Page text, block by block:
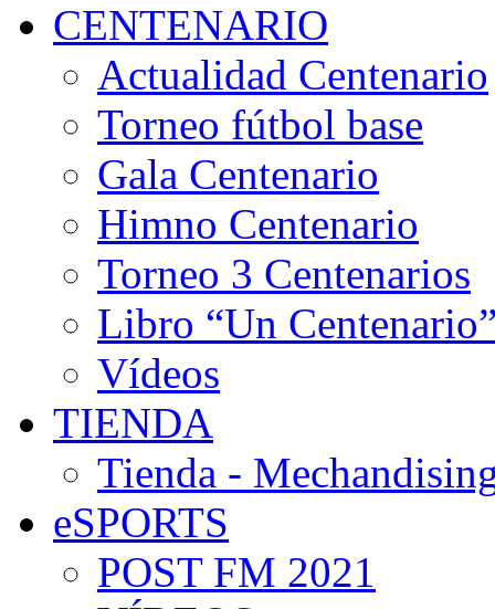
CENTENARIO
Actualidad Centenario
Torneo fútbol base
Gala Centenario
Himno Centenario
Torneo 3 Centenarios
Libro “Un
Vídeos
TIENDA
Tienda -
eSPORTS
POST FM 2021